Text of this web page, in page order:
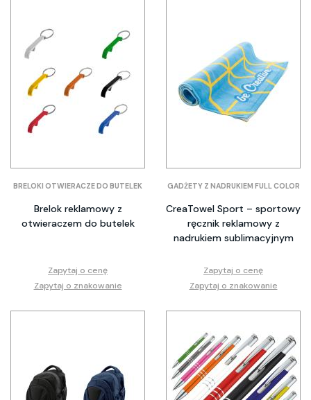
BRELOKI OTWIERACZE DO BUTELEK
Brelok reklamowy z
otwieraczem do butelek
Zapytaj o cenę
Zapytaj o znakowanie
GADŻETY Z NADRUKIEM FULL COLOR
CreaTowel Sport – sportowy
ręcznik reklamowy z
nadrukiem sublimacyjnym
Zapytaj o cenę
Zapytaj o znakowanie